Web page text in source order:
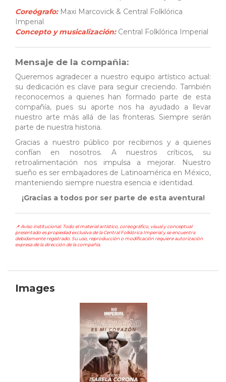
Coreógrafo:Maxi Marcovick & Central Folklórica
Imperial
Concepto y musicalización: Central Folklórica Imperial
Mensaje de la compañia:
Queremos agradecer a nuestro equipo artístico actual:
su dedicación es clave para seguir creciendo. También
reconocemos a quienes han formado parte de esta
compañía, pues su aporte nos ha ayudado a llevar
nuestro arte más allá de las fronteras. Siempre serán
parte de nuestra historia.
Gracias a nuestro público por recibirnos y a quienes
confían en nosotros. A nuestros críticos, su
retroalimentación nos impulsa a mejorar. Nuestro
sueño es ser embajadores de Latinoamérica en México,
manteniendo siempre nuestra esencia e identidad.
¡Gracias a todos por ser parte de esta aventura!
📌 Aviso institucional: Todo el material artístico, coreográfico, visual y conceptual
presentado es propiedad exclusiva de la Central Folklórica Imperial y se encuentra
debidamente registrado. Su uso, reproducción o modificación requiere autorización
expresa de la dirección de la compañía.
Images